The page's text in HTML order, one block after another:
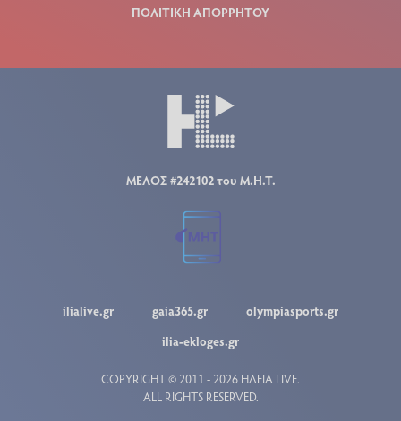
ΠΟΛΙΤΙΚΗ ΑΠΟΡΡΗΤΟΥ
ΜΕΛΟΣ #242102 του Μ.Η.Τ.
ilialive.gr gaia365.gr
olympiasports.gr
ilia-ekloges.gr
COPYRIGHT © 2011 - 2026 ΗΛΕΙΑ LIVE.
ALL RIGHTS RESERVED.